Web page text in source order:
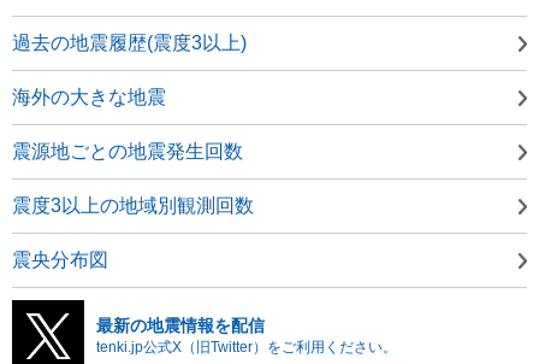
過去の地震履歴(震度3以上)
海外の大きな地震
震源地ごとの地震発生回数
震度3以上の地域別観測回数
震央分布図
最新の地震情報を配信
tenki.jp公式X（旧Twitter）をご利用ください。